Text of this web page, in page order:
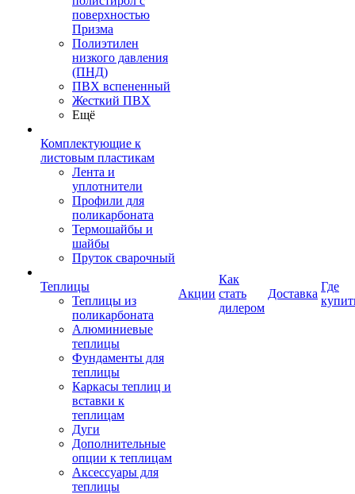
поверхностью
Призма
Полиэтилен
низкого давления
(ПНД)
ПВХ вспененный
Жесткий ПВХ
Ещё
Комплектующие к
листовым пластикам
Лента и
уплотнители
Профили для
поликарбоната
Термошайбы и
шайбы
Пруток сварочный
Теплицы
Теплицы из
поликарбоната
Алюминиевые
теплицы
Фундаменты для
теплицы
Каркасы теплиц и
вставки к
теплицам
Дуги
Дополнительные
опции к теплицам
Аксессуары для
теплицы
Акции
Как
стать
дилером
Доставка
Где